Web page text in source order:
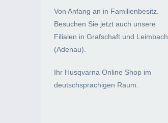
Von Anfang an in Familienbesitz.
Besuchen Sie jetzt auch unsere
Filialen in Grafschaft und Leimbach
(Adenau).
Ihr Husqvarna Online Shop im
deutschsprachigen Raum.